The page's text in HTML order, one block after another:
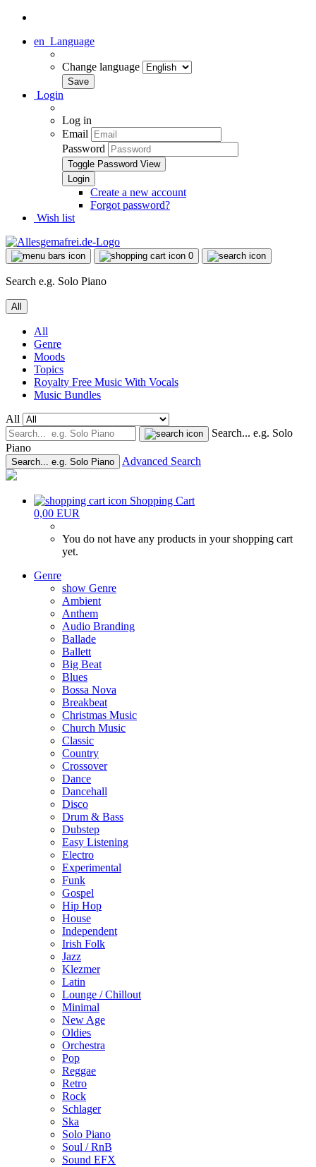
en Language
Change language
Login
Log in
Email
Password
Toggle Password View
Create a new account
Forgot password?
Wish list
0
Search e.g. Solo Piano
All
All
Genre
Moods
Topics
Royalty Free Music With Vocals
Music Bundles
All
Search... e.g. Solo
Piano
Search... e.g. Solo Piano Advanced Search
Shopping Cart
0,00 EUR
You do not have any products in your shopping cart
yet.
Genre
show Genre
Ambient
Anthem
Audio Branding
Ballade
Ballett
Big Beat
Blues
Bossa Nova
Breakbeat
Christmas Music
Church Music
Classic
Country
Crossover
Dance
Dancehall
Disco
Drum & Bass
Dubstep
Easy Listening
Electro
Experimental
Funk
Gospel
Hip Hop
House
Independent
Irish Folk
Jazz
Klezmer
Latin
Lounge / Chillout
Minimal
New Age
Oldies
Orchestra
Pop
Reggae
Retro
Rock
Schlager
Ska
Solo Piano
Soul / RnB
Sound EFX